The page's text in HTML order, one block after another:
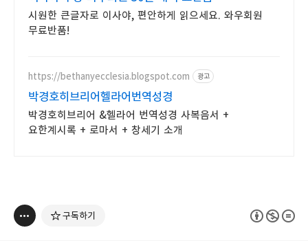
시원한 큰글자로 이사야, 편안하게 읽으세요. 와우회원
무료반품!
https://bethanyecclesia.blogspot.com 광고
박경호히브리어헬라어번역성경
박경호히브리어 &헬라어 번역성경 사복음서 +
요한계시록 + 로마서 + 창세기 소개
구독하기